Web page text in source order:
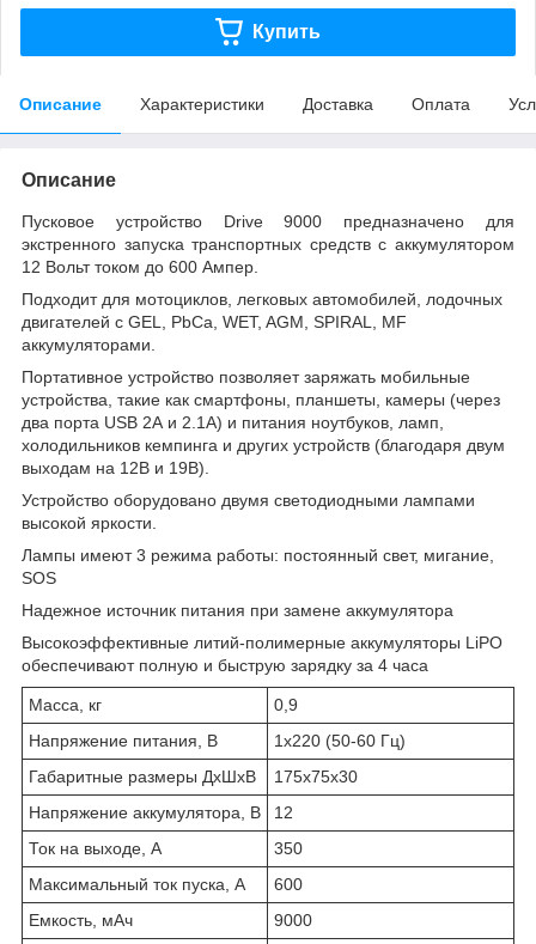
Купить
Описание Характеристики Доставка Оплата
Описание
Пусковое устройство Drive 9000 предназначено для
экстренного запуска транспортных средств с аккумулятором
12 Вольт током до 600 Ампер.
Подходит для мотоциклов, легковых автомобилей, лодочных
двигателей с GEL, PbCa, WET, AGM, SPIRAL, MF
аккумуляторами.
Портативное устройство позволяет заряжать мобильные
устройства, такие как смартфоны, планшеты, камеры (через
два порта USB 2А и 2.1А) и питания ноутбуков, ламп,
холодильников кемпинга и других устройств (благодаря двум
выходам на 12В и 19В).
Устройство оборудовано двумя светодиодными лампами
высокой яркости.
Лампы имеют 3 режима работы: постоянный свет, мигание,
SOS
Надежное источник питания при замене аккумулятора
Высокоэффективные литий-полимерные аккумуляторы LiPO
обеспечивают полную и быструю зарядку за 4 часа
Масса, кг
0,9
Напряжение питания, В
1х220 (50-60 Гц)
Габаритные размеры ДхШхВ
175х75х30
Напряжение аккумулятора, В
12
Ток на выходе, А
350
Максимальный ток пуска, А
600
Емкость, мАч
9000